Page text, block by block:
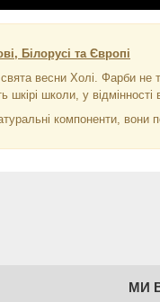
Білорусі та Європі
весни Холі. Фарби не
школи, у відмінності
компоненти, вони
МИ